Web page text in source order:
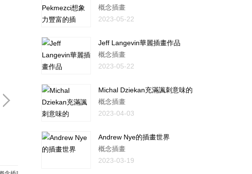
概念插畫
2023-05-22
Jeff Langevin華麗插畫作品
概念插畫
2023-05-22
Michal Dziekan充滿諷刺意味的
概念插畫
2023-04-03
Andrew Nye的插畫世界
概念插畫
2023-03-19